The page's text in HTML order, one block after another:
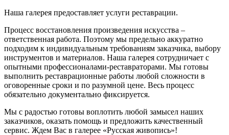
Наша галерея предоставляет услуги реставрации.
Процесс восстановления произведения искусства –
ответственная работа. Поэтому мы предельно аккуратно
подходим к индивидуальным требованиям заказчика, выбору
инструментов и материалов. Наша галерея сотрудничает с
опытными профессионалами-реставраторами. Мы готовы
выполнить реставрационные работы любой сложности в
оговоренные сроки и по разумной цене. Весь процесс
обязательно документально фиксируется.
Мы с радостью готовы воплотить любой замысел наших
заказчиков, оказать помощь и предложить качественный
сервис. Ждем Вас в галерее «Русская живопись»!